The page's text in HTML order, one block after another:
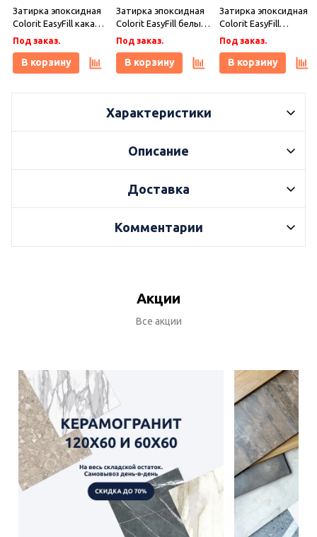
Затирка эпоксидная
Colorit EasyFill какао 1
кг, Плитонит
Под заказ.
В корзину
Затирка эпоксидная
Colorit EasyFill белый
1 кг, Плитонит
Под заказ.
В корзину
Затирка эпоксидная
Colorit EasyFill
бежевый 1 кг,
Плитонит
Под заказ.
В корзину
Характеристики
Описание
Доставка
Комментарии
Акции
Все акции